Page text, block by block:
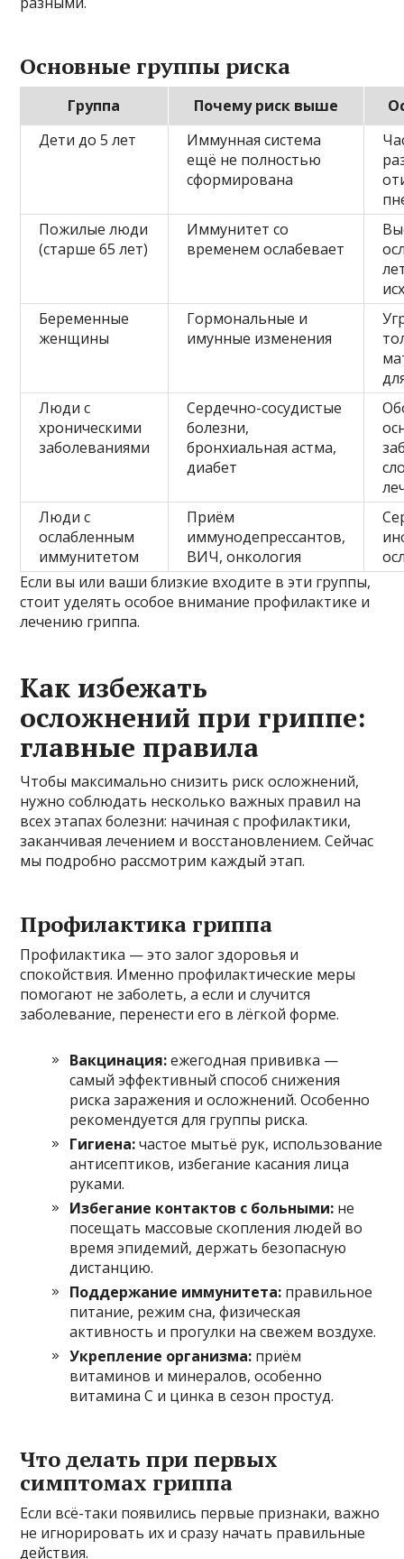
Основные группы риска
Группа Почему риск выше
Дети до 5 лет
Иммунная система
ещё не полностью
сформирована
Пожилые люди
(старше 65 лет)
Иммунитет со
временем ослабевает
Беременные
женщины
Гормональные и
имунные изменения
Люди с
хроническими
заболеваниями
Сердечно-сосудистые
болезни,
бронхиальная астма,
диабет
Люди с
ослабленным
иммунитетом
Приём
иммунодепрессантов,
ВИЧ, онкология
Если вы или ваши близкие входите в эти группы,
стоит уделять особое внимание профилактике и
лечению гриппа.
Как избежать
осложнений при гриппе:
главные правила
Чтобы максимально снизить риск осложнений,
нужно соблюдать несколько важных правил на
всех этапах болезни: начиная с профилактики,
заканчивая лечением и восстановлением. Сейчас
мы подробно рассмотрим каждый этап.
Профилактика гриппа
Профилактика — это залог здоровья и
спокойствия. Именно профилактические меры
помогают не заболеть, а если и случится
заболевание, перенести его в лёгкой форме.
Вакцинация:ежегодная прививка —
самый эффективный способ снижения
риска заражения и осложнений. Особенно
рекомендуется для группы риска.
Гигиена:частое мытьё рук, использование
антисептиков, избегание касания лица
руками.
Избегание контактов с больными: не
посещать массовые скопления людей во
время эпидемий, держать безопасную
дистанцию.
Поддержание иммунитета: правильное
питание, режим сна, физическая
активность и прогулки на свежем воздухе.
Укрепление организма: приём
витаминов и минералов, особенно
витамина С и цинка в сезон простуд.
Что делать при первых
симптомах гриппа
Если всё-таки появились первые признаки, важно
не игнорировать их и сразу начать правильные
действия.